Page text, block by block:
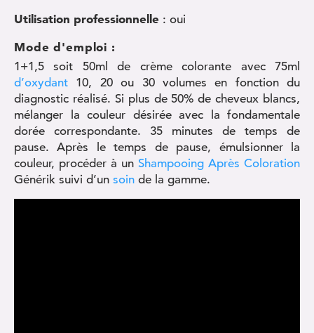
Utilisation professionnelle : oui
Mode d'emploi :
1+1,5 soit 50ml de crème colorante avec 75ml
d’oxydant 10, 20 ou 30 volumes en fonction du
diagnostic réalisé. Si plus de 50% de cheveux blancs,
mélanger la couleur désirée avec la fondamentale
dorée correspondante. 35 minutes de temps de
pause. Après le temps de pause, émulsionner la
couleur, procéder à un Shampooing Après Coloration
Générik suivi d’un soin de la gamme.